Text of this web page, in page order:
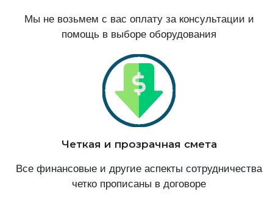
Мы не возьмем с вас оплату за консультации и
помощь в выборе оборудования
Четкая и прозрачная смета
Все финансовые и другие аспекты сотрудничества
четко прописаны в договоре